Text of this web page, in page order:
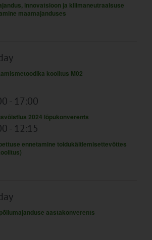
innovatsioon ja kliimaneutraalsuse
maamajanduses
koolitus M02
- 17:00
2024 lõpukonverents
- 12:15
ennetamine toidukäitlemisettevõttes
aastakonverents